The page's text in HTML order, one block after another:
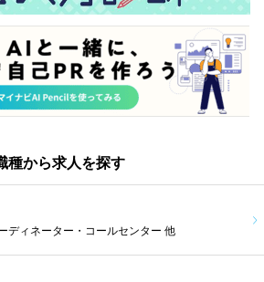
種から求人を探す
ディネーター・コールセンター 他